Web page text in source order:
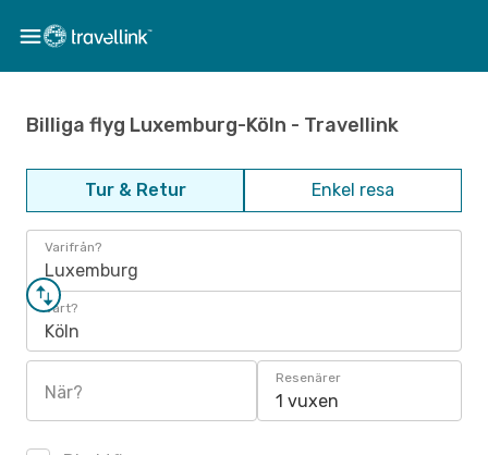
Billiga flyg Luxemburg-Köln - Travellink
Tur & Retur Enkel resa
Varifrån?
Luxemburg
Vart?
Köln
När?
Resenärer
1 vuxen